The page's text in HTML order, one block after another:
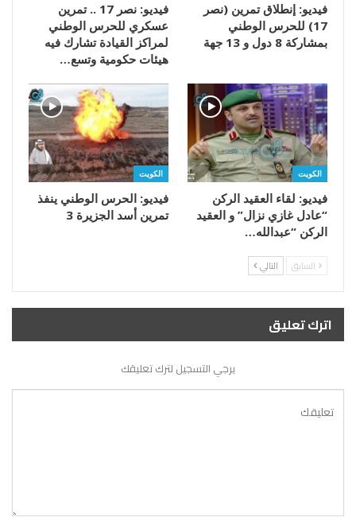
فيديو: إنطلاق تمرين (نصر
17) للحرس الوطني
بمشاركة 8 دول و 13 جهة
فيديو: نصر 17 .. تمرين
عسكري للحرس الوطني
لمراكز القيادة تشارك فيه
هيئات حكومية وتسع…
الكويت
فيديو: لقاء العقيد الركن
“عادل غازي نزال” و العقيد
الركن “عبدالله…
الكويت
فيديو: الحرس الوطني ينفذ
تمرين أسد الجزيرة 3
السابق التالي
اترك تعليق
يرجي التسجيل لترك تعليقك